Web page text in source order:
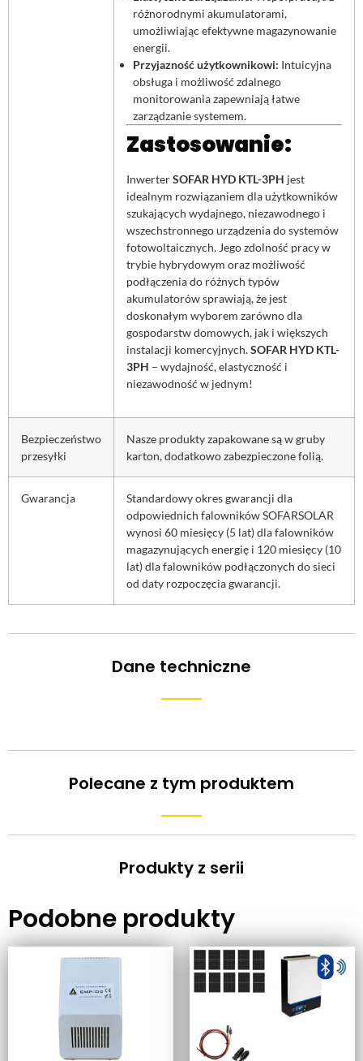
różnorodnymi akumulatorami,
umożliwiając efektywne magazynowanie
energii.
Przyjazność użytkownikowi: Intuicyjna
obsługa i możliwość zdalnego
monitorowania zapewniają łatwe
zarządzanie systemem.
Zastosowanie:
InwerterSOFAR HYD KTL-3PH jest
idealnym rozwiązaniem dla użytkowników
szukających wydajnego, niezawodnego i
wszechstronnego urządzenia do systemów
fotowoltaicznych. Jego zdolność pracy w
trybie hybrydowym oraz możliwość
podłączenia do różnych typów
akumulatorów sprawiają, że jest
doskonałym wyborem zarówno dla
gospodarstw domowych, jak i większych
instalacji komercyjnych.SOFAR HYD KTL-
3PH – wydajność, elastyczność i
niezawodność w jednym!
Bezpieczeństwo
przesyłki
Nasze produkty zapakowane są w gruby
karton, dodatkowo zabezpieczone folią.
Gwarancja
Standardowy okres gwarancji dla
odpowiednich falowników SOFARSOLAR
wynosi 60 miesięcy (5 lat) dla falowników
magazynujących energię i 120 miesięcy (10
lat) dla falowników podłączonych do sieci
od daty rozpoczęcia gwarancji.
Dane techniczne
Polecane z tym produktem
Produkty z serii
Podobne produkty